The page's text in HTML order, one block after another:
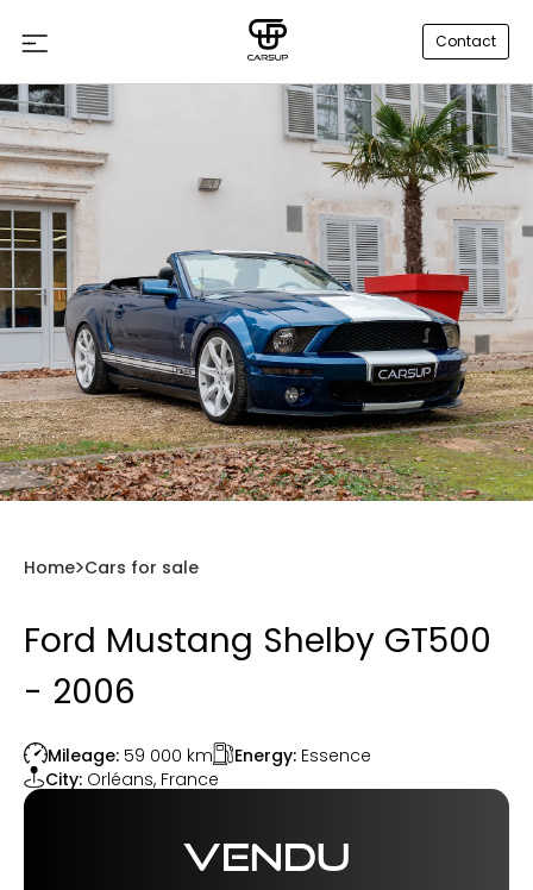
Contact
Home Cars for sale
Ford Mustang Shelby GT500
- 2006
Mileage: 59 000 km Energy: Essence
City: Orléans, France
VENDU